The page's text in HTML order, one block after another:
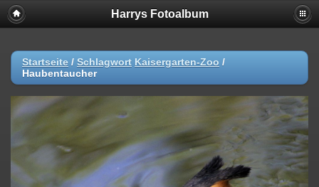
Harrys Fotoalbum
Startseite / Schlagwort Kaisergarten-Zoo /
Haubentaucher